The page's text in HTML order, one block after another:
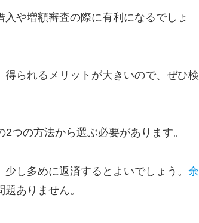
や増額審査の際に有利になるでしょ
られるメリットが大きいので、ぜひ検
つの方法から選ぶ必要があります。
し多めに返済するとよいでしょう。 余
題ありません。